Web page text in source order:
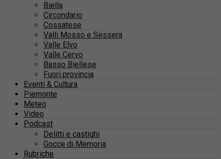
Biella
Circondario
Cossatese
Valli Mosso e Sessera
Valle Elvo
Valle Cervo
Basso Biellese
Fuori provincia
Eventi & Cultura
Piemonte
Meteo
Video
Podcast
Delitti e castighi
Gocce di Memoria
Rubriche